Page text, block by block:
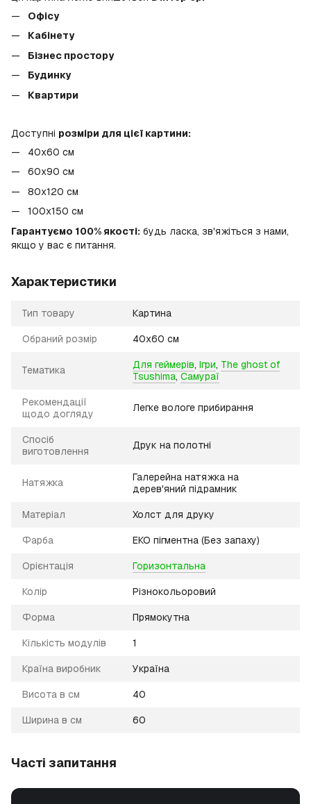
Офісу
Кабінету
Бізнес простору
Будинку
Квартири
Доступні розміри для цієї картини:
40x60 см
60x90 см
80x120 см
100х150 см
Гарантуємо 100% якості: будь ласка, зв'яжіться з нами,
якщо у вас є питання.
Характеристики
Тип товару Картина
Обраний розмір 40х60 см
Тематика Для геймерів, Ігри, The ghost of
Tsushima, Самураї
Рекомендації
щодо догляду
Легке вологе прибирання
Спосіб
виготовлення
Друк на полотні
Натяжка
Галерейна натяжка на
дерев'яний підрамник
Матеріал Холст для друку
Фарба ЕКО пігментна (Без запаху)
Орієнтація Горизонтальна
Колір Різнокольоровий
Форма Прямокутна
Кількість модулів 1
Країна виробник Україна
Висота в см 40
Ширина в см 60
Часті запитання